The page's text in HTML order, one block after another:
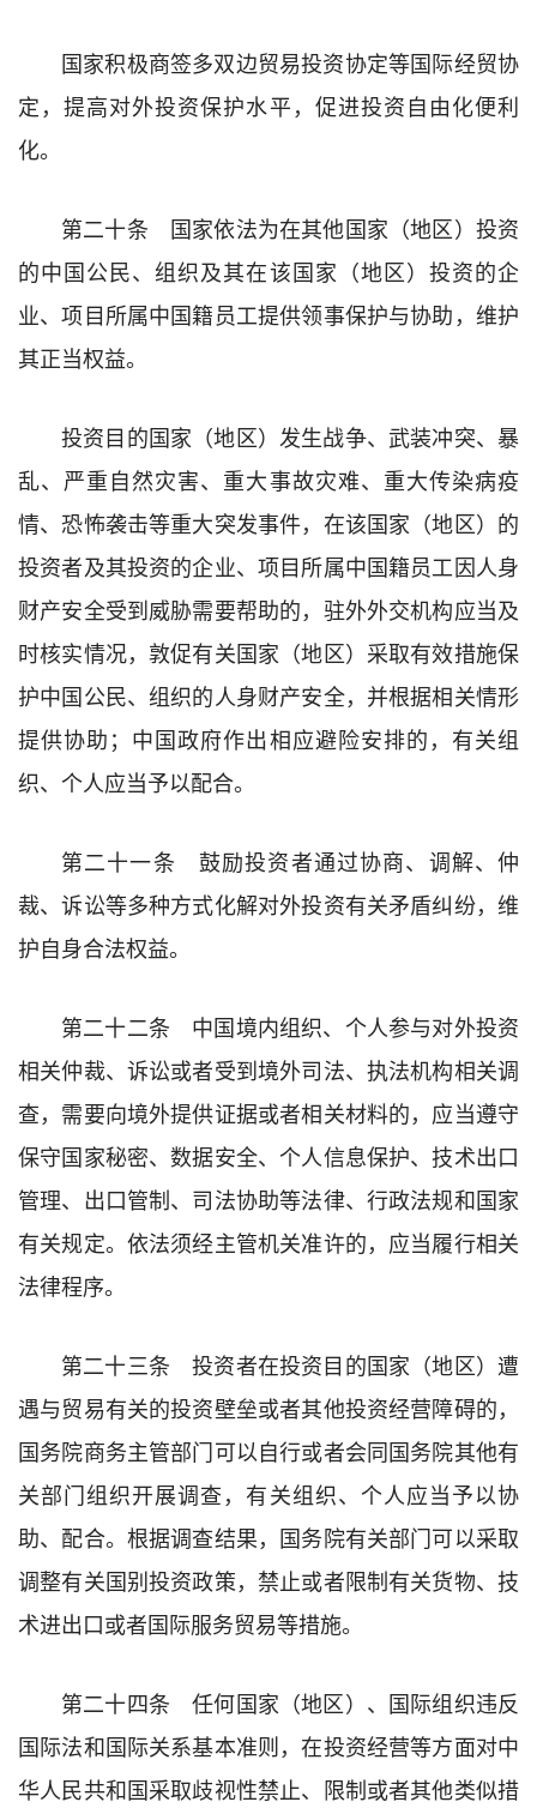
国家积极商签多双边贸易投资协定等国际经贸协
定，提高对外投资保护水平，促进投资自由化便利
化。
第二十条 国家依法为在其他国家（地区）投资
的中国公民、组织及其在该国家（地区）投资的企
业、项目所属中国籍员工提供领事保护与协助，维护
其正当权益。
投资目的国家（地区）发生战争、武装冲突、暴
乱、严重自然灾害、重大事故灾难、重大传染病疫
情、恐怖袭击等重大突发事件，在该国家（地区）的
投资者及其投资的企业、项目所属中国籍员工因人身
财产安全受到威胁需要帮助的，驻外外交机构应当及
时核实情况，敦促有关国家（地区）采取有效措施保
护中国公民、组织的人身财产安全，并根据相关情形
提供协助；中国政府作出相应避险安排的，有关组
织、个人应当予以配合。
第二十一条 鼓励投资者通过协商、调解、仲
裁、诉讼等多种方式化解对外投资有关矛盾纠纷，维
护自身合法权益。
第二十二条 中国境内组织、个人参与对外投资
相关仲裁、诉讼或者受到境外司法、执法机构相关调
查，需要向境外提供证据或者相关材料的，应当遵守
保守国家秘密、数据安全、个人信息保护、技术出口
管理、出口管制、司法协助等法律、行政法规和国家
有关规定。依法须经主管机关准许的，应当履行相关
法律程序。
第二十三条 投资者在投资目的国家（地区）遭
遇与贸易有关的投资壁垒或者其他投资经营障碍的，
国务院商务主管部门可以自行或者会同国务院其他有
关部门组织开展调查，有关组织、个人应当予以协
助、配合。根据调查结果，国务院有关部门可以采取
调整有关国别投资政策，禁止或者限制有关货物、技
术进出口或者国际服务贸易等措施。
第二十四条 任何国家（地区）、国际组织违反
国际法和国际关系基本准则，在投资经营等方面对中
华人民共和国采取歧视性禁止、限制或者其他类似措